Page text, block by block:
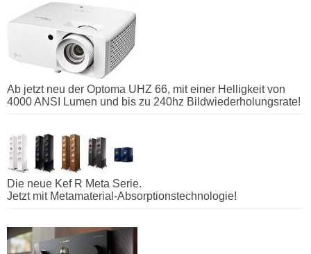
Ab jetzt neu der Optoma UHZ 66, mit einer Helligkeit von
4000 ANSI Lumen und bis zu 240hz Bildwiederholungsrate!
Die neue Kef R Meta Serie.
Jetzt mit Metamaterial-Absorptionstechnologie!